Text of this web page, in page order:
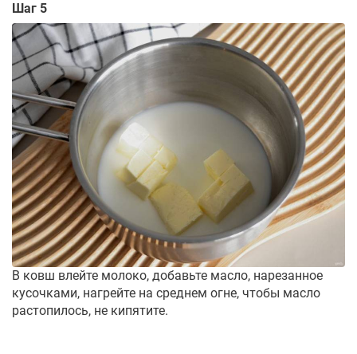
Шаг 5
В ковш влейте молоко, добавьте масло, нарезанное
кусочками, нагрейте на среднем огне, чтобы масло
растопилось, не кипятите.